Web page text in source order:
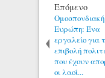
Επόμενο
Ομοσπονδιακή
Ευρώπη: Ένα
εργαλείο για
επιβολή
που έχουν
οι λαοί...